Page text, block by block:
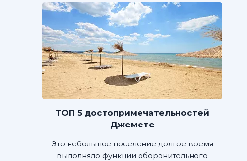
ТОП 5 достопримечательностей
Джемете
Это небольшое поселение долгое время
выполняло функции оборонительного